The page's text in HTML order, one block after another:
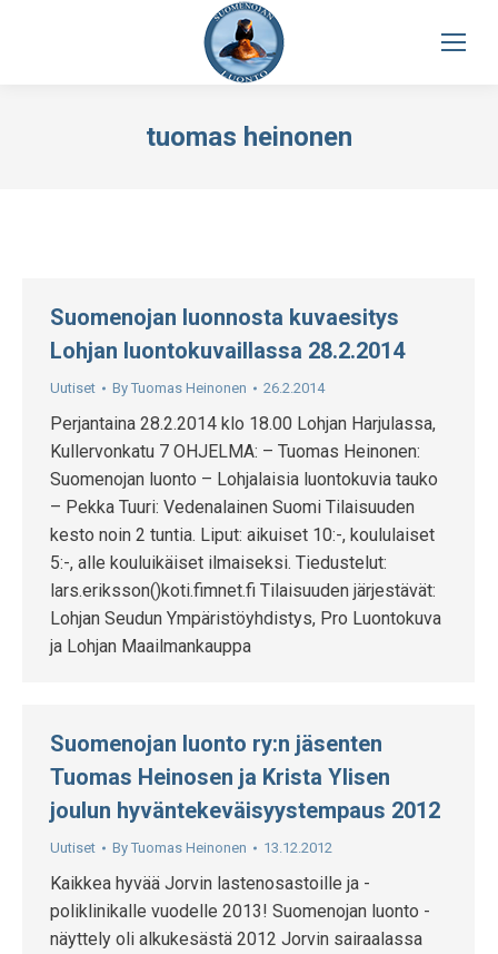
tuomas heinonen
Suomenojan luonnosta kuvaesitys
Lohjan luontokuvaillassa 28.2.2014
Uutiset By Tuomas Heinonen 26.2.2014
Perjantaina 28.2.2014 klo 18.00 Lohjan Harjulassa,
Kullervonkatu 7 OHJELMA: – Tuomas Heinonen:
Suomenojan luonto – Lohjalaisia luontokuvia tauko
– Pekka Tuuri: Vedenalainen Suomi Tilaisuuden
kesto noin 2 tuntia. Liput: aikuiset 10:-, koululaiset
5:-, alle kouluikäiset ilmaiseksi. Tiedustelut:
lars.eriksson()koti.fimnet.fi Tilaisuuden järjestävät:
Lohjan Seudun Ympäristöyhdistys, Pro Luontokuva
ja Lohjan Maailmankauppa
Suomenojan luonto ry:n jäsenten
Tuomas Heinosen ja Krista Ylisen
joulun hyväntekeväisyystempaus 2012
Uutiset By Tuomas Heinonen 13.12.2012
Kaikkea hyvää Jorvin lastenosastoille ja -
poliklinikalle vuodelle 2013! Suomenojan luonto -
näyttely oli alkukesästä 2012 Jorvin sairaalassa